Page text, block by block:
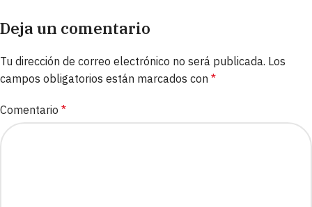
Deja un comentario
Tu dirección de correo electrónico no será publicada. Los
campos obligatorios están marcados con *
Comentario *